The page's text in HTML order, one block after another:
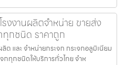
งงานผลิตจำหน่าย ขายส่ง
ทุกชนิด ราคาถูก
ต และ จำหน่ายกระจก กระจกอลูมิเนียม
กทุกชนิดให้บริการทั่วไทย จำห